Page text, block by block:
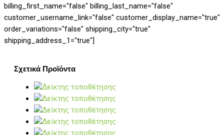
billing_first_name="false" billing_last_name="false"
customer_username_link="false" customer_display_name="true"
order_variations="false" shipping_city="true"
shipping_address_1="true"]
Σχετικά Προϊόντα